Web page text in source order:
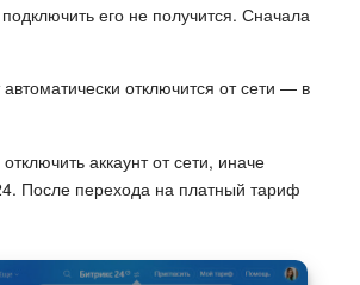
его не получится. Сначала
автоматически отключится от сети — в
аккаунт от сети, иначе
После перехода на платный тариф